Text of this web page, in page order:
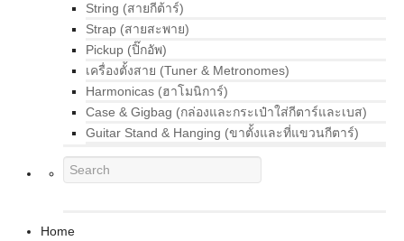
String (สายกีต้าร์)
Strap (สายสะพาย)
Pickup (ปิ๊กอัพ)
เครื่องตั้งสาย (Tuner & Metronomes)
Harmonicas (ฮาโมนิการ์)
Case & Gigbag (กล่องและกระเป๋าใส่กีตาร์และเบส)
Guitar Stand & Hanging (ขาตั้งและที่แขวนกีตาร์)
Home